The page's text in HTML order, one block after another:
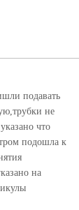
подавать
не
что
подошла к
на